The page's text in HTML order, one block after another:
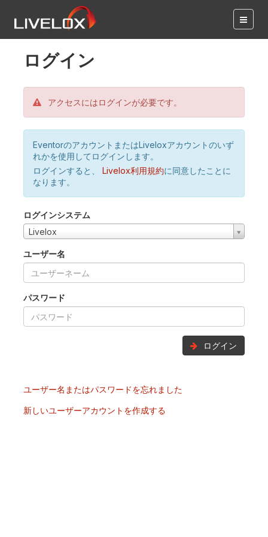
ログイン
アクセスにはログインが必要です。
EventorのアカウントまたはLiveloxアカウントのいず
れかを使用してログインします。
ログインすると、
Livelox利用規約に同意したことに
なります。
ログインシステム
Livelox
ユーザー名
パスワード
ログイン
ユーザー名またはパスワードを忘れました
新しいユーザーアカウントを作成する